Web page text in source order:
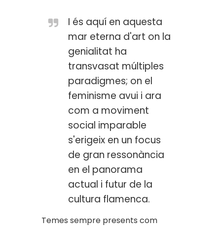
I és aquí en aquesta
mar eterna d'art on la
genialitat ha
transvasat múltiples
paradigmes; on el
feminisme avui i ara
com a moviment
social imparable
s'erigeix en un focus
de gran ressonància
en el panorama
actual i futur de la
cultura flamenca.
Temes sempre presents com